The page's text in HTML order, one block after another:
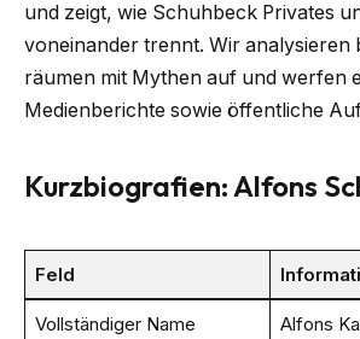
und zeigt, wie Schuhbeck Privates
voneinander trennt. Wir analysieren
räumen mit Mythen auf und werfen
Medienberichte sowie öffentliche
Kurzbiografien: Alfons
Feld
Vollständiger Name
Alfons